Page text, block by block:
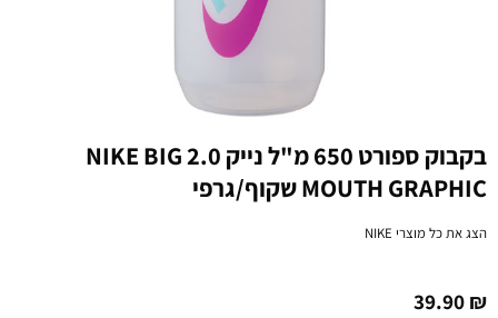
בקבוק ספורט 650 מ"ל נייק 2.0 NIKE BIG
MOUTH GRAPHIC שקוף/גרפי
הצג את כל מוצריNIKE
39.90₪